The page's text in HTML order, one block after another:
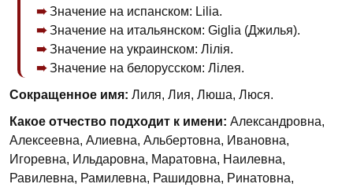
Значение на испанском: Lilia.
Значение на итальянском: Giglia (Джилья).
Значение на украинском: Лілія.
Значение на белорусском: Лілея.
Сокращенное имя: Лиля, Лия, Люша, Люся.
Какое отчество подходит к имени: Александровна,
Алексеевна, Алиевна, Альбертовна, Ивановна,
Игоревна, Ильдаровна, Маратовна, Наилевна,
Равилевна, Рамилевна, Рашидовна, Ринатовна,